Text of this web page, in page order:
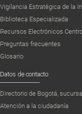
Vigilancia Estratégica de la
Biblioteca Especializada
Recursos Electrónicos
Preguntas frecuentes
Glosario
Datos de contacto
Directorio de Bogotá,
Atención a la ciudadanía